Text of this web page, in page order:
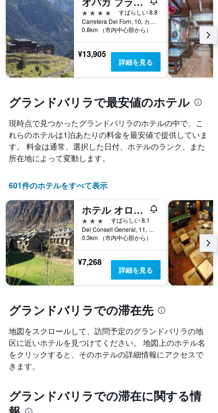
4つ星
すばらしい 8.8
Carretera Del Forn, 10, カニーリョ, アンドラ
0.8km （市内中心部から）
¥13,905
詳細を見る
グランドバリラで最安値のホテル
現時点で見つかったグランドバリラ​のホテルの中で、こ
れらのホテルは1泊あたりの料金を最安値で提供していま
す。 料金は通常、選択した日付、ホテルのランク、また
所在地によって変動します。
601件のホテルをすべて表示
ホテル オロス by ネクスタ
3つ星
すばらしい 8.1
Del Consell General, 11, エンカンプ, アンドラ
0.3km （市内中心部から）
¥7,268
詳細を見る
グランドバリラでの滞在先
地図をスクロールして、訪問予定のグランドバリラ​の地
区に近いホテルを見つけてください。 地図上のホテル名
をクリックすると、そのホテルの詳細情報にアクセスで
きます。
グランドバリラでの滞在に関する情